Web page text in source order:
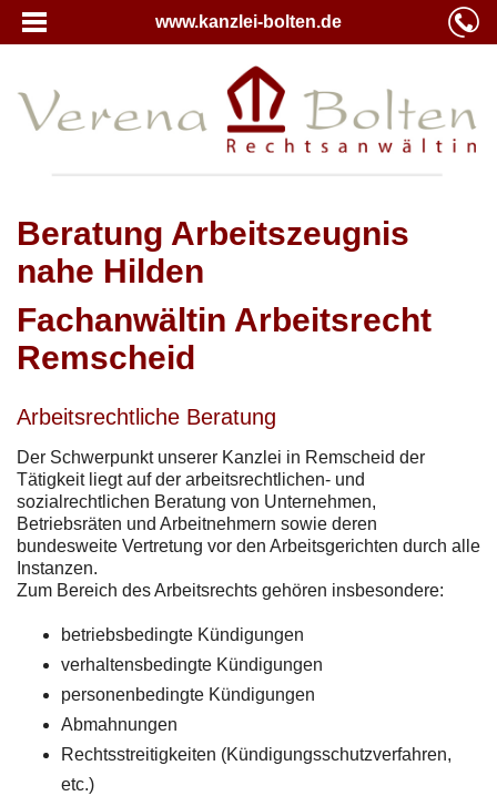
www.kanzlei-bolten.de
Beratung Arbeitszeugnis
nahe Hilden
Fachanwältin Arbeitsrecht
Remscheid
Arbeitsrechtliche Beratung
Der Schwerpunkt unserer Kanzlei in Remscheid der
Tätigkeit liegt auf der arbeitsrechtlichen- und
sozialrechtlichen Beratung von Unternehmen,
Betriebsräten und Arbeitnehmern sowie deren
bundesweite Vertretung vor den Arbeitsgerichten durch alle
Instanzen.
Zum Bereich des Arbeitsrechts gehören insbesondere:
betriebsbedingte Kündigungen
verhaltensbedingte Kündigungen
personenbedingte Kündigungen
Abmahnungen
Rechtsstreitigkeiten (Kündigungsschutzverfahren,
etc.)